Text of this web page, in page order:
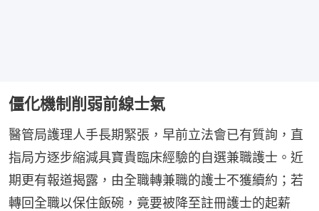
僵化機制削弱前線士氣
醫管局護理人手長期緊張，早前立法會已有質詢，直
指局方逐步縮減具寶貴臨床經驗的自選兼職護士。近
期更有報道揭露，由全職轉兼職的護士不獲續約；若
轉回全職以保住飯碗，竟要被降至註冊護士的起薪